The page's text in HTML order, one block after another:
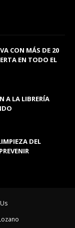
CON MÁS DE 20
EN TODO EL
A LA LIBRERÍA
DEL